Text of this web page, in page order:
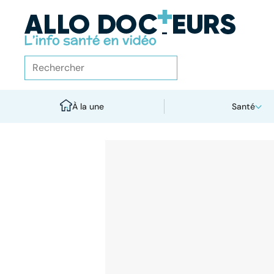
À la une Santé